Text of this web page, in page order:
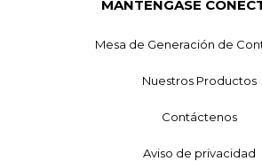
MANTÉNGASE
Mesa de Generación de
Nuestros Productos
Contáctenos
Aviso de privacidad